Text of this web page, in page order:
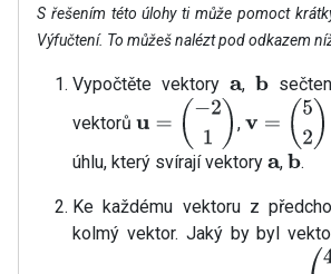
S řešením této úlohy ti může pomoct
Výfučtení. To můžeš nalézt pod odkazem
Vypočtěte vektorya, b
vektorůu= (−2 1 , v= (52 )
úhlu, který svírají vektory a, b.
Ke každému vektoru z
kolmý vektor. Jaký by byl